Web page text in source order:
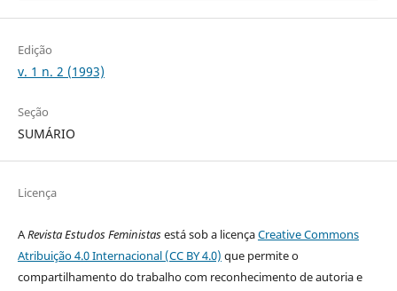
Edição
v. 1 n. 2 (1993)
Seção
SUMÁRIO
Licença
ARevista Estudos Feministasestá sob a licençaCreative Commons
Atribuição 4.0 Internacional (CC BY 4.0) que permite o
compartilhamento do trabalho com reconhecimento de autoria e